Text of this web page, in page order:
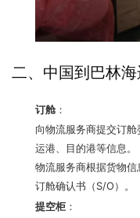
二、中国到巴林
订舱：
向物流服务商提交订
运港、目的港等信息。
物流服务商根据货物
订舱确认书（S/O）。
提空柜：